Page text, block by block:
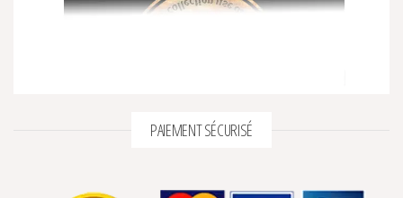
PAIEMENT SÉCURISÉ